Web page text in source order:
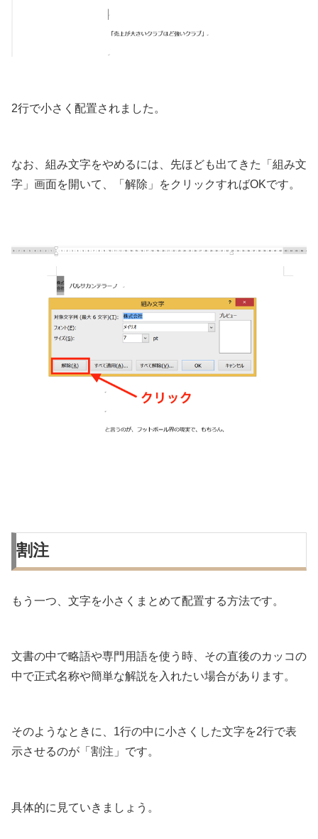
2行で小さく配置されました。
なお、組み文字をやめるには、先ほども出てきた「組み文
字」画面を開いて、「解除」をクリックすればOKです。
割注
もう一つ、文字を小さくまとめて配置する方法です。
文書の中で略語や専門用語を使う時、その直後のカッコの
中で正式名称や簡単な解説を入れたい場合があります。
そのようなときに、1行の中に小さくした文字を2行で表
示させるのが「割注」です。
具体的に見ていきましょう。